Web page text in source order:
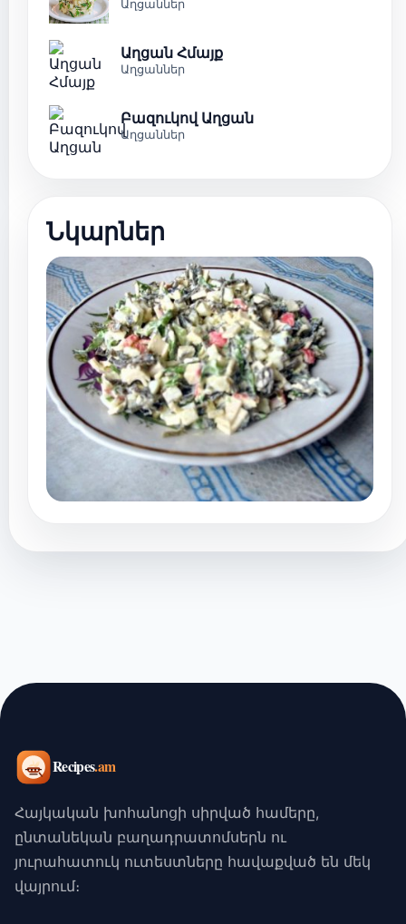
Աղցաններ
Աղցան Հմայք
Աղցաններ
Բազուկով Աղցան
Աղցաններ
Նկարներ
Հայկական խոհանոցի սիրված համերը,
ընտանեկան բաղադրատոմսերն ու
յուրահատուկ ուտեստները հավաքված են մեկ
վայրում։